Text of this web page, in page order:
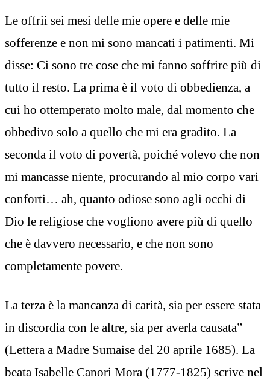
Le offrii sei mesi delle mie opere e delle mie
sofferenze e non mi sono mancati i patimenti. Mi
disse: Ci sono tre cose che mi fanno soffrire più di
tutto il resto. La prima è il voto di obbedienza, a
cui ho ottemperato molto male, dal momento che
obbedivo solo a quello che mi era gradito. La
seconda il voto di povertà, poiché volevo che non
mi mancasse niente, procurando al mio corpo vari
conforti… ah, quanto odiose sono agli occhi di
Dio le religiose che vogliono avere più di quello
che è davvero necessario, e che non sono
completamente povere.
La terza è la mancanza di carità, sia per essere stata
in discordia con le altre, sia per averla causata”
(Lettera a Madre Sumaise del 20 aprile 1685). La
beata Isabelle Canori Mora (1777-1825) scrive nel